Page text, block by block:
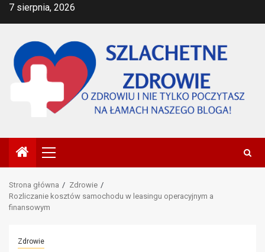
Przejdź
7 sierpnia, 2026
Menu
główne
Strona główna
Zdrowie
Rozliczanie kosztów samochodu w leasingu operacyjnym a
finansowym
Zdrowie